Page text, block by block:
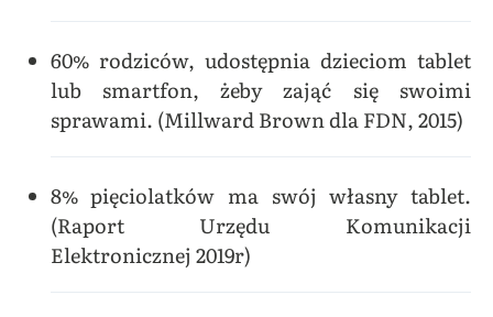
60% rodziców, udostępnia dzieciom tablet
lub smartfon, żeby zająć się swoimi
sprawami. (Millward Brown dla FDN, 2015)
8% pięciolatków ma swój własny tablet.
(Raport Urzędu Komunikacji
Elektronicznej 2019r)